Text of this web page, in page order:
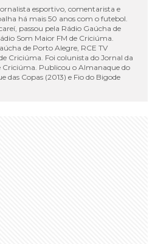
esportivo, comentarista e
há mais 50 anos com o futebol.
passou pela Rádio Gaúcha de
Som Maior FM de Criciúma.
de Porto Alegre, RCE TV
Criciúma. Foi colunista do Jornal da
Criciúma. Publicou o Almanaque do
das Copas (2013) e Fio do Bigode